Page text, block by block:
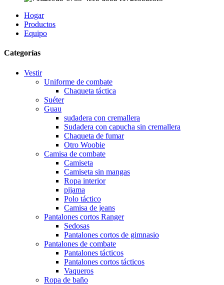
Hogar
Productos
Equipo
Categorías
Vestir
Uniforme de combate
Chaqueta táctica
Suéter
Guau
sudadera con cremallera
Sudadera con capucha sin cremallera
Chaqueta de fumar
Otro Woobie
Camisa de combate
Camiseta
Camiseta sin mangas
Ropa interior
pijama
Polo táctico
Camisa de jeans
Pantalones cortos Ranger
Sedosas
Pantalones cortos de gimnasio
Pantalones de combate
Pantalones tácticos
Pantalones cortos tácticos
Vaqueros
Ropa de baño